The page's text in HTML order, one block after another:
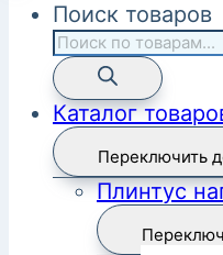
Поиск товаров
Каталог
Переключить
Плинтус